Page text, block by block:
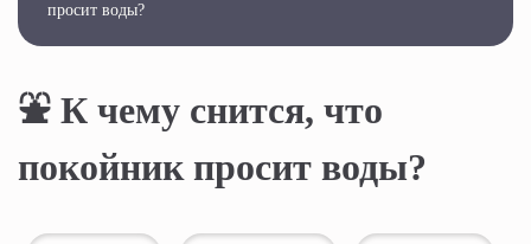
просит воды?
⛲️ К чему снится, что
покойник просит воды?